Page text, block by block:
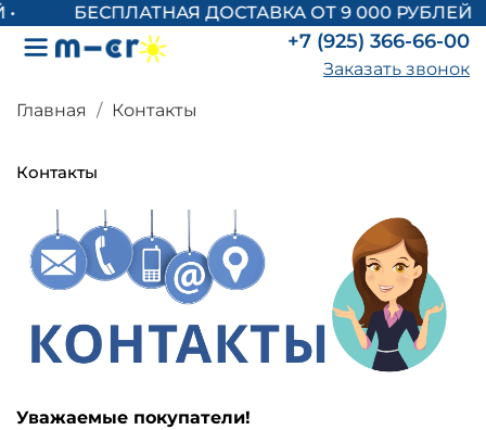
БЕСПЛАТНАЯ ДОСТАВКА ОТ 9 000 РУБЛЕЙ
+7 (925) 366-66-00
Заказать звонок
Главная
Контакты
Контакты
Уважаемые покупатели!